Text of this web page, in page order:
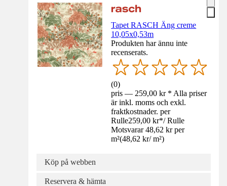
Tapet RASCH Äng creme
10,05x0,53m
Produkten har ännu inte
recenserats.
(0)
pris — 259,00 kr * Alla priser
är inkl. moms och exkl.
fraktkostnader. per
Rulle259,00 kr*/ Rulle
Motsvarar 48,62 kr per
m²(48,62 kr/ m²)
Köp på webben
Reservera & hämta